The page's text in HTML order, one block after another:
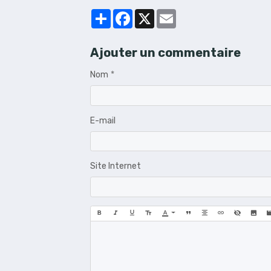
PartagerFacebook
X
Ajouter un commentaire
Nom
E-mail
Site Internet